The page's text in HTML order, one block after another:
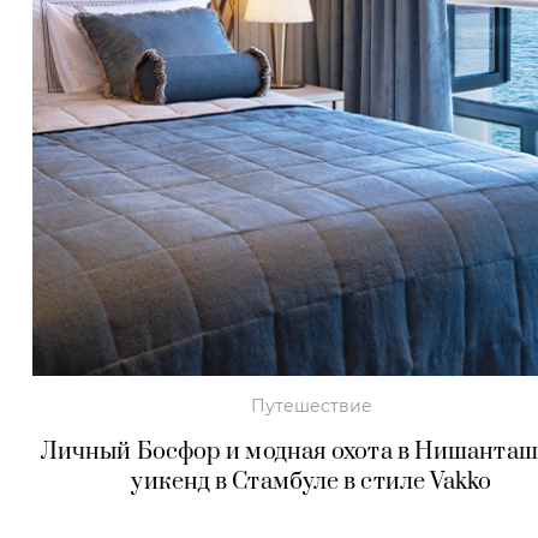
Путешествие
Личный Босфор и модная охота в
уикенд в Стамбуле в стиле Vakko